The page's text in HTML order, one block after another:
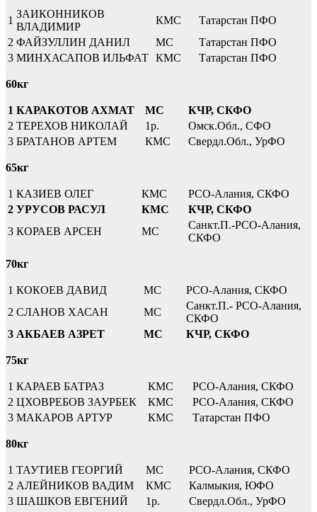
1
ЗАИКОННИКОВ
ВЛАДИМИР
КМС
Татарстан ПФО
2 ФАЙЗУЛЛИН ДАНИЛ МС
Татарстан ПФО
3 МИНХАСАПОВ ИЛЬФАТ КМС Татарстан ПФО
60кг
1 КАРАКОТОВ АХМАТ МС
КЧР, СКФО
2 ТЕРЕХОВ НИКОЛАЙ 1р.
Омск.Обл., СФО
3 БРАТАНОВ АРТЕМ КМС Свердл.Обл., УрФО
65кг
1 КАЗИЕВ ОЛЕГ КМС
РСО-Алания, СКФО
2 УРУСОВ РАСУЛ КМС
КЧР, СКФО
3 КОРАЕВ АРСЕН МС
Санкт.П.-РСО-Алания,
СКФО
70кг
1 КОКОЕВ ДАВИД МС
РСО-Алания, СКФО
2 СЛАНОВ ХАСАН МС
Санкт.П.- РСО-Алания,
СКФО
3 АКБАЕВ АЗРЕТ МС КЧР, СКФО
75кг
1 КАРАЕВ БАТРАЗ КМС
РСО-Алания, СКФО
2 ЦХОВРЕБОВ ЗАУРБЕК КМС
РСО-Алания, СКФО
3 МАКАРОВ АРТУР КМС Татарстан ПФО
80кг
1 ТАУТИЕВ ГЕОРГИЙ МС
РСО-Алания, СКФО
2 АЛЕЙНИКОВ ВАДИМ КМС
Калмыкия, ЮФО
3 ШАШКОВ ЕВГЕНИЙ 1р. Свердл.Обл., УрФО